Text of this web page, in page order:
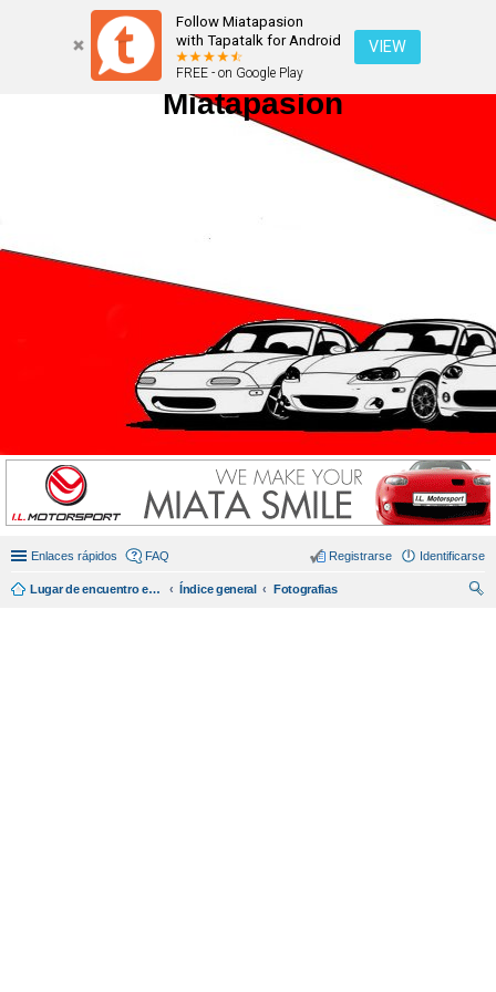
Follow Miatapasion
with Tapatalk for Android
FREE - on Google Play
VIEW
Miatapasion
Enlaces rápidos FAQ Identificarse
Registrarse
Lugar de encuentro en español de amantes del miata/mx5. Índice general
Fotografias